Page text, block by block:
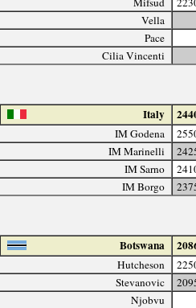
Vella
Pace
Cilia Vincenti
Italy
IM Godena
IM Marinelli
IM Sarno
IM Borgo
Botswana
Hutcheson
Stevanovic
Njobvu